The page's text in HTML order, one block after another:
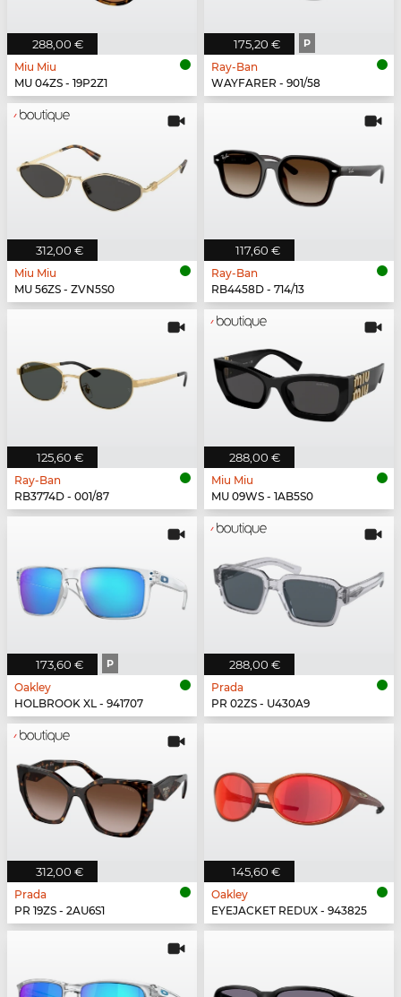
288,00 €
Miu Miu
MU 04ZS - 19P2Z1
175,20 € P
Ray-Ban
WAYFARER - 901/58
312,00 €
Miu Miu
MU 56ZS - ZVN5S0
117,60 €
Ray-Ban
RB4458D - 714/13
125,60 €
Ray-Ban
RB3774D - 001/87
288,00 €
Miu Miu
MU 09WS - 1AB5S0
173,60 € P
Oakley
HOLBROOK XL - 941707
288,00 €
Prada
PR 02ZS - U430A9
312,00 €
Prada
PR 19ZS - 2AU6S1
145,60 €
Oakley
EYEJACKET REDUX - 943825